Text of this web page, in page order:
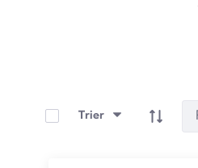
Sélectionner les
Trier